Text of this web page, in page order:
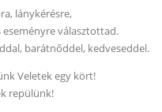
lánykérésre,
eseményre választottad.
barátnőddel, kedveseddel.
Veletek egy kört!
repülünk!